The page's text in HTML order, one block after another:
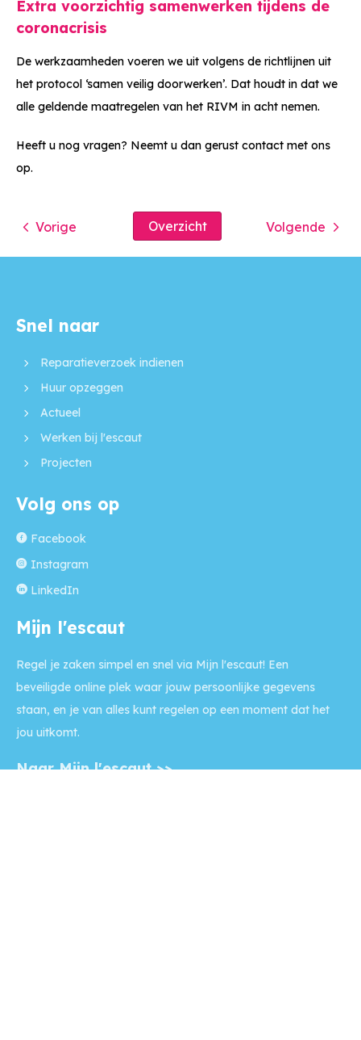
Extra voorzichtig samenwerken tijdens de
coronacrisis
De werkzaamheden voeren we uit volgens de richtlijnen uit
het protocol ‘samen veilig doorwerken’. Dat houdt in dat we
alle geldende maatregelen van het RIVM in acht nemen.
Heeft u nog vragen? Neemt u dan gerust contact met ons
op.
Volgende
Overzicht
Vorige
Contactinformatie
Snel naar
Reparatieverzoek indienen
Huur opzeggen
Actueel
Werken bij l'escaut
Projecten
Volg ons op
Facebook
Instagram
LinkedIn
Mijn l'escaut
Regel je zaken simpel en snel via Mijn l'escaut! Een
beveiligde online plek waar jouw persoonlijke gegevens
staan, en je van alles kunt regelen op een moment dat het
jou uitkomt.
Naar Mijn l'escaut >>